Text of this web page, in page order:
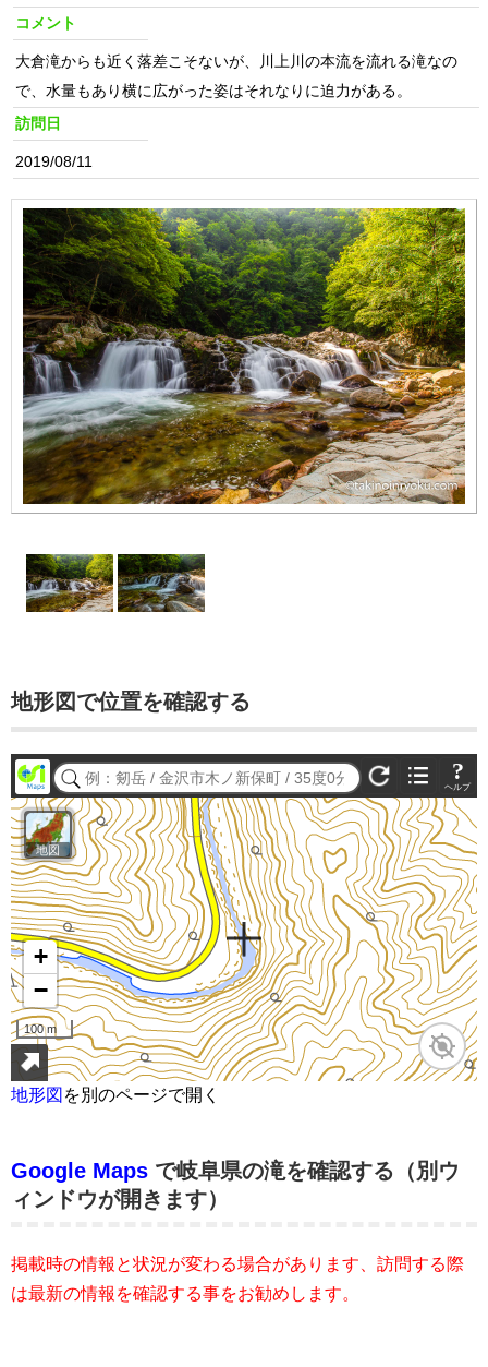
コメント
大倉滝からも近く落差こそないが、川上川の本流を流れる滝なの
で、水量もあり横に広がった姿はそれなりに迫力がある。
訪問日
2019/08/11
地形図で位置を確認する
地形図 を別のページで開く
Google Maps で岐阜県の滝を確認する（別ウ
ィンドウが開きます）
掲載時の情報と状況が変わる場合があります、訪問する際
は最新の情報を確認する事をお勧めします。